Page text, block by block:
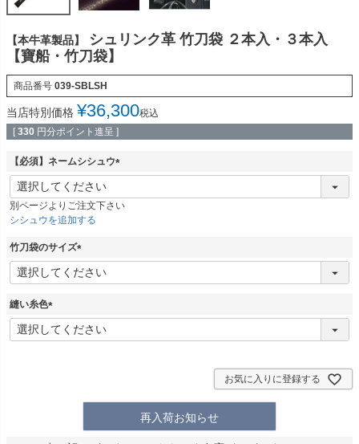
【本牛革製品】
シュリンク革 竹刀袋 ２本入・３本入
【寶船・竹刀袋】
商品番号 039-SBLSH
当店特別価格 ¥36,300税込
[ 330 円分ポイント進呈 ]
【必須】ネームシシュウ
(
須
別ページよりご注文下さい
シシュウを追加する
竹刀袋のサイズ
(
必
縫い糸色
(
必
お気に入りに登録する
再入荷お知らせ